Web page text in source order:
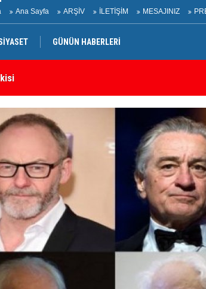
Ana Sayfa ARŞİV İLETİŞİM MESAJINIZ
GÜNÜN HABERLERİ